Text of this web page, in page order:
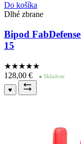
Do košíka
Dlhé zbrane
Bipod
15
★★★★★
128,00 € ● Skladom
♥